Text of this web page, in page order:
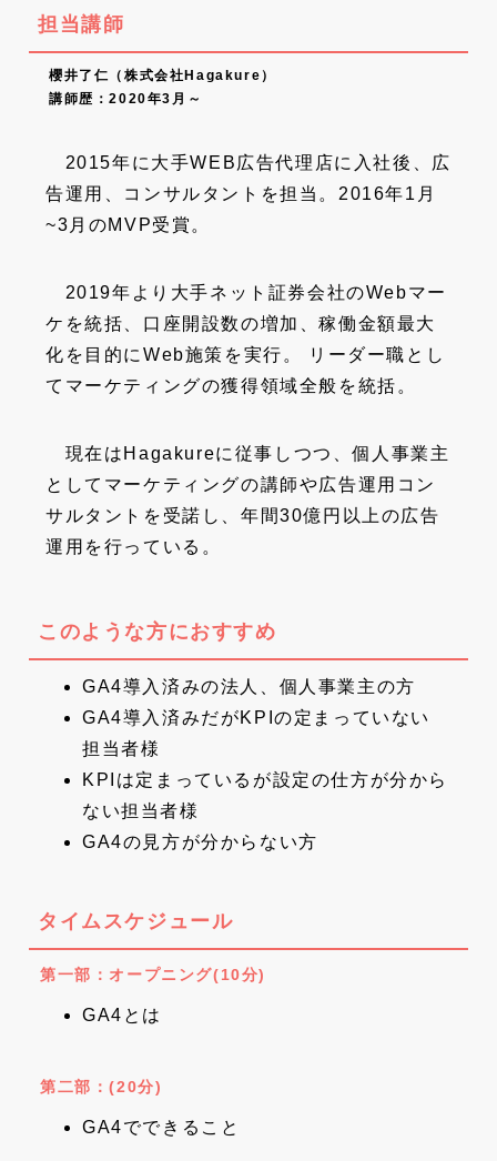
担当講師
櫻井了仁（株式会社Hagakure）
講師歴：2020年3月～
2015年に大手WEB広告代理店に入社後、広
告運用、コンサルタントを担当。2016年1月
~3月のMVP受賞。
2019年より大手ネット証券会社のWebマー
ケを統括、口座開設数の増加、稼働金額最大
化を目的にWeb施策を実行。 リーダー職とし
てマーケティングの獲得領域全般を統括。
現在はHagakureに従事しつつ、個人事業主
としてマーケティングの講師や広告運用コン
サルタントを受諾し、年間30億円以上の広告
運用を行っている。
このような方におすすめ
GA4導入済みの法人、個人事業主の方
GA4導入済みだがKPIの定まっていない
担当者様
KPIは定まっているが設定の仕方が分から
ない担当者様
GA4の見方が分からない方
タイムスケジュール
第一部：オープニング(10分)
GA4とは
第二部：(20分)
GA4でできること